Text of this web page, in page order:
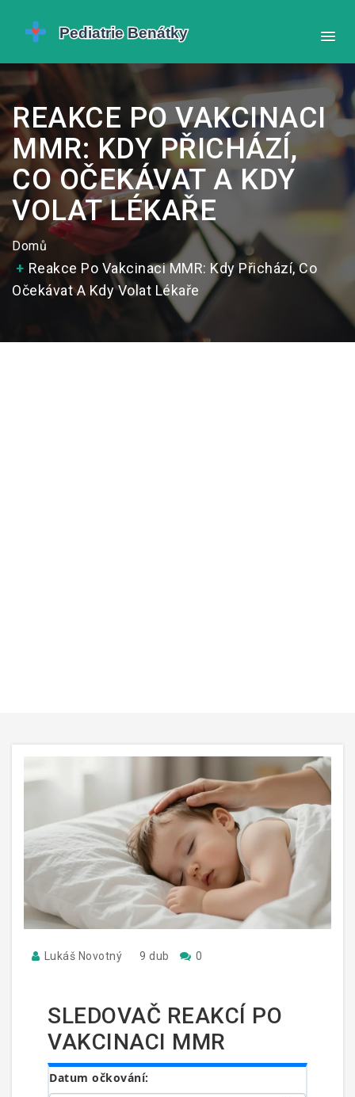
REAKCE PO VAKCINACI
MMR: KDY PŘICHÁZÍ,
CO OČEKÁVAT A KDY
VOLAT LÉKAŘE
Domů
Reakce Po Vakcinaci MMR: Kdy Přichází, Co
Očekávat A Kdy Volat Lékaře
Lukáš Novotný 9 dub 0
SLEDOVAČ REAKCÍ PO
VAKCINACI MMR
Datum očkování: